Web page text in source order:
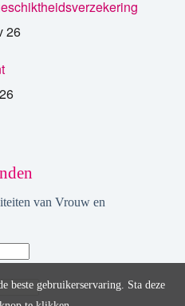
26
van Vrouw en
beste gebruikerservaring. Sta deze